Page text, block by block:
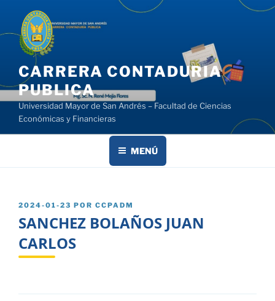
contenido
CARRERA CONTADURIA
PUBLICA
Universidad Mayor de San Andrés – Facultad de Ciencias
Económicas y Financieras
MENÚ
PUBLICADO
2024-01-23 POR CCPADM
SANCHEZ BOLAÑOS JUAN
CARLOS